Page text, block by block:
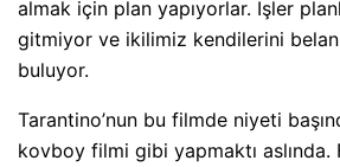
almak için plan yapıyorlar. İşler
gitmiyor ve ikilimiz kendilerini
buluyor.
Tarantino’nun bu filmde niyeti
kovboy filmi gibi yapmaktı aslında.